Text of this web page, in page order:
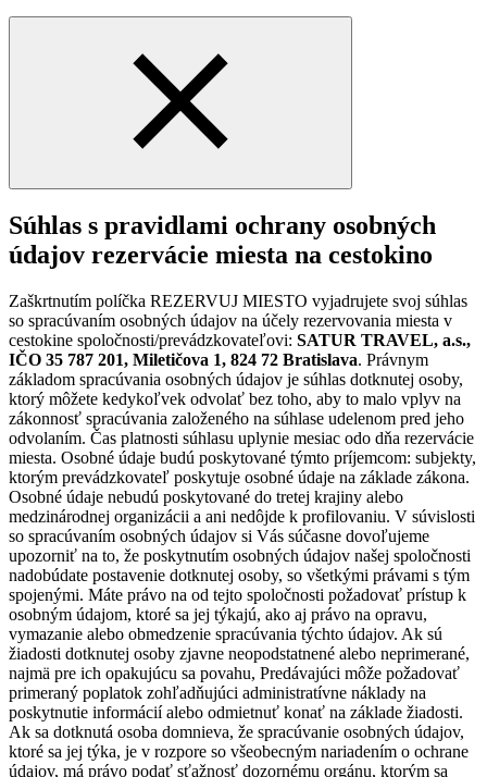
Súhlas s pravidlami ochrany osobných
údajov rezervácie miesta na cestokino
Zaškrtnutím políčka REZERVUJ MIESTO vyjadrujete svoj súhlas
so spracúvaním osobných údajov na účely rezervovania miesta v
cestokine spoločnosti/prevádzkovateľovi: SATUR TRAVEL, a.s.,
IČO 35 787 201, Miletičova 1, 824 72 Bratislava. Právnym
základom spracúvania osobných údajov je súhlas dotknutej osoby,
ktorý môžete kedykoľvek odvolať bez toho, aby to malo vplyv na
zákonnosť spracúvania založeného na súhlase udelenom pred jeho
odvolaním. Čas platnosti súhlasu uplynie mesiac odo dňa rezervácie
miesta. Osobné údaje budú poskytované týmto príjemcom: subjekty,
ktorým prevádzkovateľ poskytuje osobné údaje na základe zákona.
Osobné údaje nebudú poskytované do tretej krajiny alebo
medzinárodnej organizácii a ani nedôjde k profilovaniu. V súvislosti
so spracúvaním osobných údajov si Vás súčasne dovoľujeme
upozorniť na to, že poskytnutím osobných údajov našej spoločnosti
nadobúdate postavenie dotknutej osoby, so všetkými právami s tým
spojenými. Máte právo na od tejto spoločnosti požadovať prístup k
osobným údajom, ktoré sa jej týkajú, ako aj právo na opravu,
vymazanie alebo obmedzenie spracúvania týchto údajov. Ak sú
žiadosti dotknutej osoby zjavne neopodstatnené alebo neprimerané,
najmä pre ich opakujúcu sa povahu, Predávajúci môže požadovať
primeraný poplatok zohľadňujúci administratívne náklady na
poskytnutie informácií alebo odmietnuť konať na základe žiadosti.
Ak sa dotknutá osoba domnieva, že spracúvanie osobných údajov,
ktoré sa jej týka, je v rozpore so všeobecným nariadením o ochrane
údajov, má právo podať sťažnosť dozornému orgánu, ktorým sa